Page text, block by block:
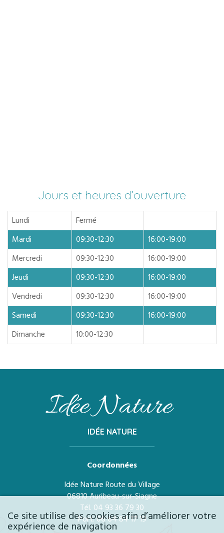
Jours et heures d’ouverture
Lundi
Fermé
Mardi
09:30-12:30
16:00-19:00
Mercredi
09:30-12:30
16:00-19:00
Jeudi
09:30-12:30
16:00-19:00
Vendredi
09:30-12:30
16:00-19:00
Samedi
09:30-12:30
16:00-19:00
Dimanche
10:00-12:30
IDÉE NATURE
Coordonnées
Idée Nature Route du Village
06810 Auribeau-sur-Siagne
Tél. 04 93 36 79 30
Port. 06 64 84 17 19
Ce site utilise des cookies afin d’améliorer votre
expérience de navigation